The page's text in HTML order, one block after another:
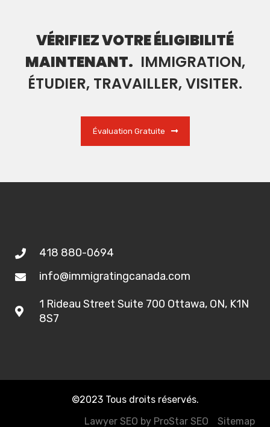
VÉRIFIEZ VOTRE ÉLIGIBILITÉ
MAINTENANT. IMMIGRATION,
ÉTUDIER, TRAVAILLER, VISITER.
Évaluation Gratuite
418 880-0694
info@immigratingcanada.com
1 Rideau Street Suite 700 Ottawa, ON, K1N
8S7
©2023 Tous droits réservés.
Lawyer SEO by ProStar SEO Sitemap